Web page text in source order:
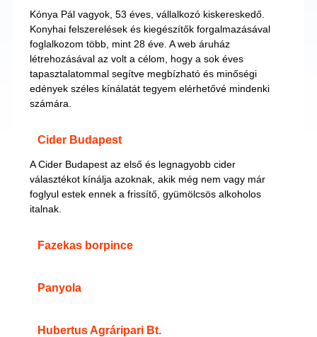
Kónya Pál vagyok, 53 éves, vállalkozó kiskereskedő.
Konyhai felszerelések és kiegészítők forgalmazásával
foglalkozom több, mint 28 éve. A web áruház
létrehozásával az volt a célom, hogy a sok éves
tapasztalatommal segítve megbízható és minőségi
edények széles kínálatát tegyem elérhetővé mindenki
számára.
Cider Budapest
A Cider Budapest az első és legnagyobb cider
választékot kínálja azoknak, akik még nem vagy már
foglyul estek ennek a frissítő, gyümölcsös alkoholos
italnak.
Fazekas borpince
Panyola
Hubertus Agráripari Bt.